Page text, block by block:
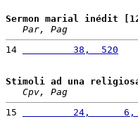
Sermon marial inédit
Par, Pag
14
         38,  520
Stimoli ad una
Cpv, Pag
15
24,      6,